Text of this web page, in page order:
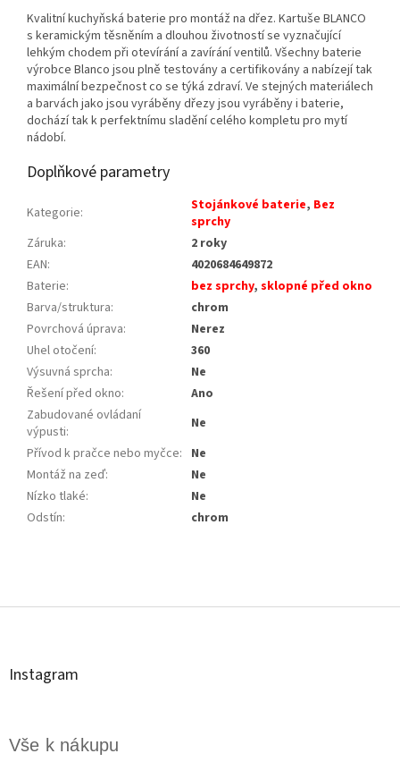
Kvalitní kuchyňská baterie pro montáž na dřez. Kartuše BLANCO
s keramickým těsněním a dlouhou životností se vyznačující
lehkým chodem při otevírání a zavírání ventilů. Všechny baterie
výrobce Blanco jsou plně testovány a certifikovány a nabízejí tak
maximální bezpečnost co se týká zdraví. Ve stejných materiálech
a barvách jako jsou vyráběny dřezy jsou vyráběny i baterie,
dochází tak k perfektnímu sladění celého kompletu pro mytí
nádobí.
Doplňkové parametry
Kategorie: Stojánkové baterie, Bez
sprchy
Záruka:
2 roky
EAN:
4020684649872
Baterie: bez sprchy, sklopné před okno
Barva/struktura:
chrom
Povrchová úprava:
Nerez
Uhel otočení:
360
Výsuvná sprcha:
Ne
Řešení před okno:
Ano
Zabudované ovládaní
výpusti:
Ne
Přívod k pračce nebo myčce: Ne
Montáž na zeď:
Ne
Nízko tlaké:
Ne
Odstín: chrom
á
Instagram
Vše k nákupu